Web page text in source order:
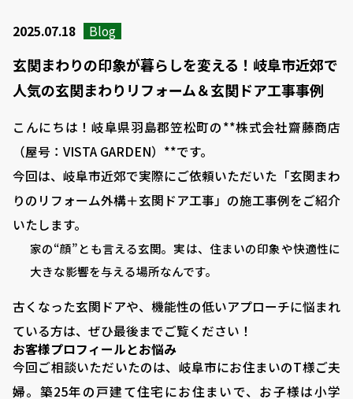
2025.07.18 Blog
玄関まわりの印象が暮らしを変える！岐阜市近郊で
人気の玄関まわりリフォーム＆玄関ドア工事事例
こんにちは！岐阜県羽島郡笠松町の**株式会社齋藤商店
（屋号：VISTA GARDEN）**です。
今回は、岐阜市近郊で実際にご依頼いただいた「玄関まわ
りのリフォーム外構＋玄関ドア工事」の施工事例をご紹介
いたします。
家の“顔”とも言える玄関。実は、住まいの印象や快適性に
大きな影響を与える場所なんです。
古くなった玄関ドアや、機能性の低いアプローチに悩まれ
ている方は、ぜひ最後までご覧ください！
お客様プロフィールとお悩み
今回ご相談いただいたのは、岐阜市にお住まいのT様ご夫
婦。築25年の戸建て住宅にお住まいで、お子様は小学